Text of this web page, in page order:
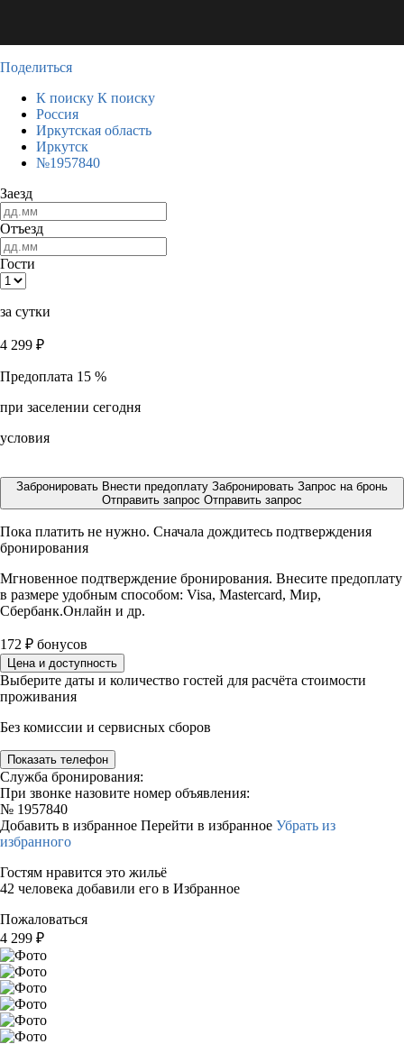
Поделиться
К поиску К поиску
Россия
Иркутская область
Иркутск
№1957840
Заезд
Отъезд
Гости
за сутки
4 299 ₽
Предоплата 15 %
при заселении сегодня
условия
Забронировать Внести предоплату Забронировать Запрос на бронь
Отправить запрос Отправить запрос
Пока платить не нужно. Сначала дождитесь подтверждения
бронирования
Мгновенное подтверждение бронирования. Внесите предоплату
в размере удобным способом: Visa, Mastercard, Мир,
Сбербанк.Онлайн и др.
172 ₽ бонусов
Цена и доступность
Выберите даты и количество гостей для расчёта стоимости
проживания
Без комиссии и сервисных сборов
Показать телефон
Служба бронирования:
При звонке назовите номер объявления:
№ 1957840
Добавить в избранное Перейти в избранное Убрать из
избранного
Гостям нравится это жильё
42 человека добавили его в Избранное
Пожаловаться
4 299 ₽